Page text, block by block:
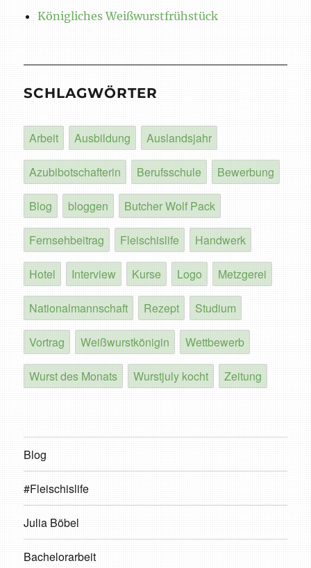
Königliches Weißwurstfrühstück
SCHLAGWÖRTER
Arbeit Ausbildung Auslandsjahr
Azubibotschafterin Berufsschule Bewerbung
Blog bloggen Butcher Wolf Pack
Fernsehbeitrag Fleischislife Handwerk
Hotel Interview Kurse Logo Metzgerei
Nationalmannschaft Rezept Studium
Vortrag Weißwurstkönigin Wettbewerb
Wurst des Monats Wurstjuly kocht Zeitung
Blog
#Fleischislife
Julia Böbel
Bachelorarbeit